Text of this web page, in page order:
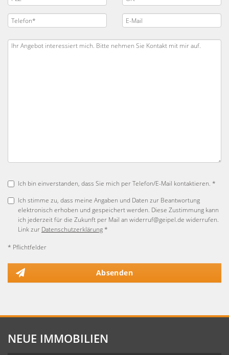
Ich bin einverstanden, dass Sie mich per Telefon/E-Mail kontaktieren. *
Ich stimme zu, dass meine Angaben und Daten zur Beantwortung
elektronisch erhoben und gespeichert werden. Diese Zustimmung kann
ich jederzeit für die Zukunft per Mail an widerruf@geipel.de widerrufen.
Link zur Datenschutzerklärung*
* Pflichtfelder
Absenden
NEUE IMMOBILIEN